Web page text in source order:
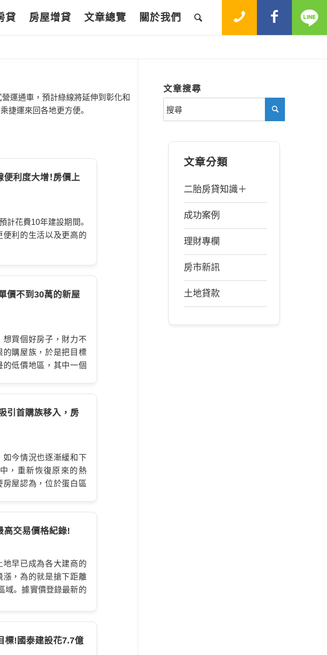
貸 房屋增貸 文章總覽 關於我們
運通車，預計綠線將延伸到彰化和
捷運來回各地更方便。
便利度大增！房價上
計花費10年建設期間。
利的生活以及更高的
價不到30萬的新屋
想買個好房子，財力不
購屋族，於是把目標
低價地區，其中一個
引首購族移入，房
如今情況也逐漸緩和下
，重新恢復原來的熱
屋認為，位於蛋白區
利於房市發展 根據六
可發現人口淨遷入是
比如台中市北屯，新北
桃園、楊梅等行政區，
了人口紅利推動房市
許多種，包含工作機
會成為其他地區外來
屋的鋼性需求，房價
高交易價格紀錄!
早已成為各大建商的
，為的就是搶下距離
域。 據實價登錄最新的
坪174.9萬元的價格，
標!國泰建設花7.7億
文章搜尋
文章分類
二胎房貸知識＋
成功案例
理財專欄
房市新訊
土地貸款